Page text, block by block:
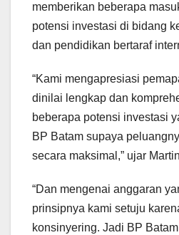
memberikan beberapa
potensi investasi di bidang
dan pendidikan bertaraf
“Kami mengapresiasi
dinilai lengkap dan
beberapa potensi investasi
BP Batam supaya
secara maksimal,” ujar
“Dan mengenai anggaran
prinsipnya kami setuju
konsinyering. Jadi BP